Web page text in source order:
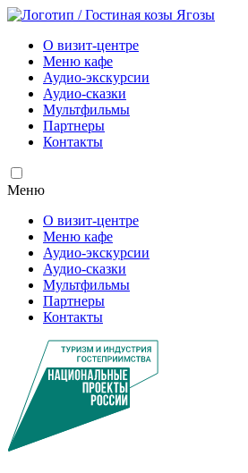
О визит-центре
Меню кафе
Аудио-экскурсии
Аудио-сказки
Мультфильмы
Партнеры
Контакты
Меню
О визит-центре
Меню кафе
Аудио-экскурсии
Аудио-сказки
Мультфильмы
Партнеры
Контакты